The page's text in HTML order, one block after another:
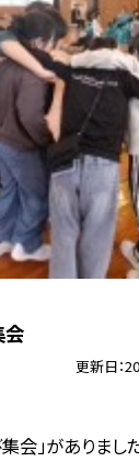
会
更新日
会」がありまし